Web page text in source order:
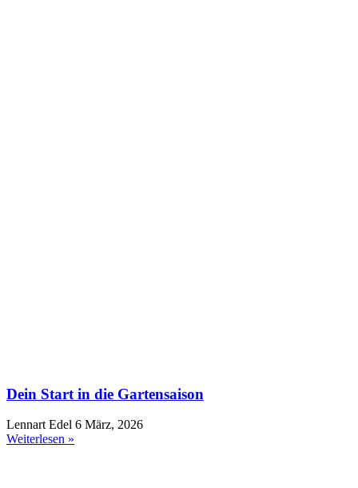
Dein Start in die Gartensaison
Lennart Edel 6 März, 2026
Weiterlesen »